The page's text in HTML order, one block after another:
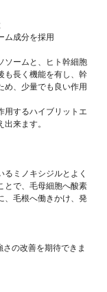
ム成分を採用
ソームと、ヒト幹細胞
も長く機能を有し、幹
め、少量でも良い作用
用するハイブリットエ
来ます。
るミノキシジルとよく
とで、毛母細胞へ酸素
、毛根へ働きかけ、発
の改善を期待できま